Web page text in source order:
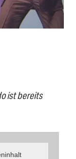
ist bereits